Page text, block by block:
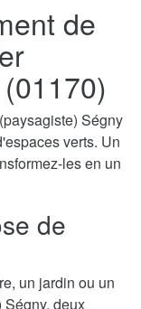
de
Ségny
verts. Un
les en un
de
un jardin ou un
Ségny, deux